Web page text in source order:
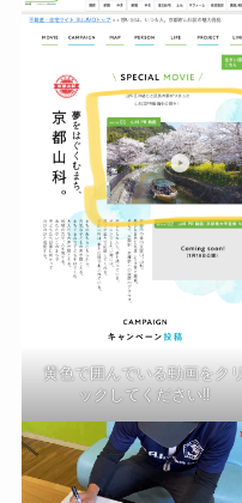
黄色で囲んでいる動画をクリ
ックしてください‼️